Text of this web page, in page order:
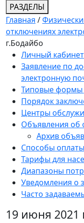
РАЗДЕЛЫ
Главная /
отключениях
г.Бодайбо
Личный кабинет
Заявление по
электронную
Типовые формы
Порядок
Центры
Объявления об
Архив
Способы
Тарифы для
Диапазоны
Уведомления о
Часто
19 июня 2021